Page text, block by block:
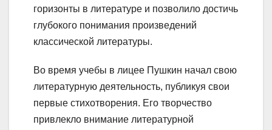
горизонты в литературе и позволило достичь
глубокого понимания произведений
классической литературы.
Во время учебы в лицее Пушкин начал свою
литературную деятельность, публикуя свои
первые стихотворения. Его творчество
привлекло внимание литературной